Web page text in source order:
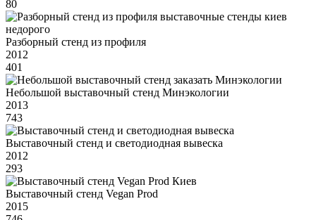
80
Разборный стенд из профиля
2012
401
Небольшой выставочный стенд Минэкологии
2013
743
Выставочный стенд и светодиодная вывеска
2012
293
Выставочный стенд Vegan Prod
2015